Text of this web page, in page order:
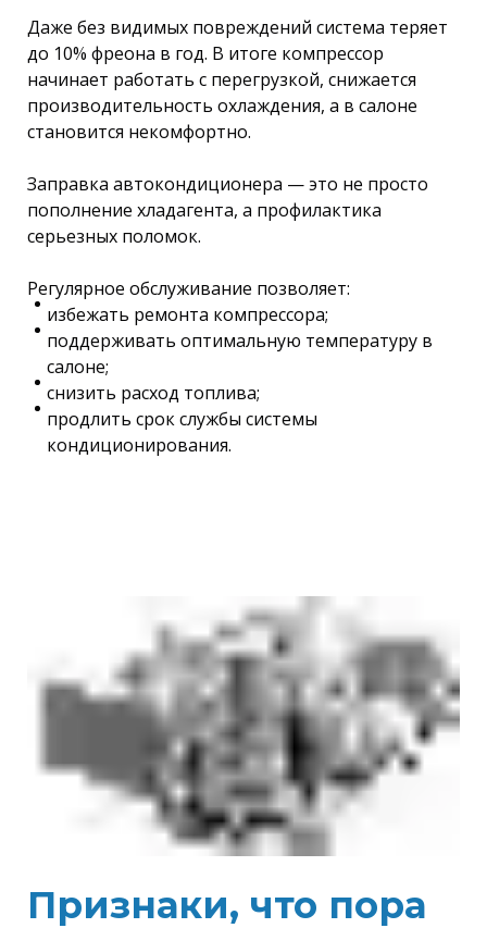
Даже без видимых повреждений система теряет
до 10% фреона в год. В итоге компрессор
начинает работать с перегрузкой, снижается
производительность охлаждения, а в салоне
становится некомфортно.
Заправка автокондиционера — это не просто
пополнение хладагента, а профилактика
серьезных поломок.
Регулярное обслуживание позволяет:
избежать ремонта компрессора;
поддерживать оптимальную температуру в
салоне;
снизить расход топлива;
продлить срок службы системы
кондиционирования.
Признаки, что пора